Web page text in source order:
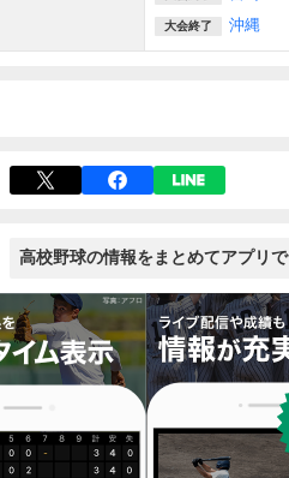
大会終了 沖縄
高校野球の情報をまとめてアプリで